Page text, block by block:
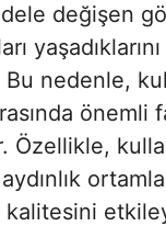
değişen
nedenle,
önemli
kalitesini